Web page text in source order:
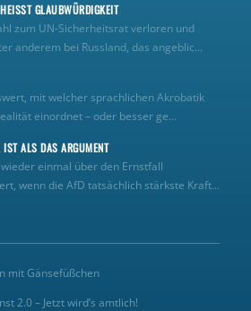
GLAUBWÜRDIGKEIT
zum UN‑Sicherheitsrat verloren und
anderem bei Russland, das angeblic...
mit welcher sprachlichen Akrobatik
einordnet – oder besser ge...
ALS DAS ARGUMENT
einmal über den Ernstfall
wenn die AfD tatsächlich stärkste Kraft...
mit Gänsefüßchen
2.0 – Jetzt wird’s amtlich!